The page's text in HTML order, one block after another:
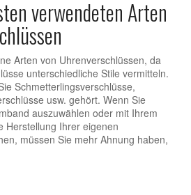
verwendeten Arten
Arten von Uhrenverschlüssen, da
unterschiedliche Stile vermitteln.
Schmetterlingsverschlüsse,
usw. gehört. Wenn Sie
auszuwählen oder mit Ihrem
Herstellung Ihrer eigenen
müssen Sie mehr Ahnung haben,